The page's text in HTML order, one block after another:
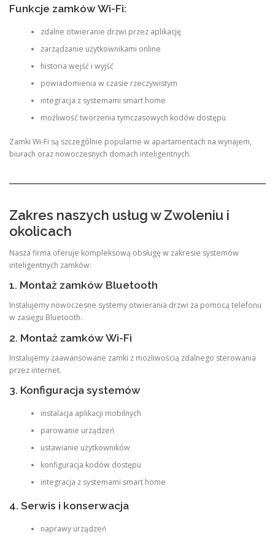
Funkcje zamków Wi-Fi:
zdalne otwieranie drzwi przez aplikację
zarządzanie użytkownikami online
historia wejść i wyjść
powiadomienia w czasie rzeczywistym
integracja z systemami smart home
możliwość tworzenia tymczasowych kodów dostępu
Zamki Wi-Fi są szczególnie popularne w apartamentach na wynajem,
biurach oraz nowoczesnych domach inteligentnych.
Zakres naszych usług w Zwoleniu i
okolicach
Nasza firma oferuje kompleksową obsługę w zakresie systemów
inteligentnych zamków:
1. Montaż zamków Bluetooth
Instalujemy nowoczesne systemy otwierania drzwi za pomocą telefonu
w zasięgu Bluetooth.
2. Montaż zamków Wi-Fi
Instalujemy zaawansowane zamki z możliwością zdalnego sterowania
przez internet.
3. Konfiguracja systemów
instalacja aplikacji mobilnych
parowanie urządzeń
ustawianie użytkowników
konfiguracja kodów dostępu
integracja z systemami smart home
4. Serwis i konserwacja
naprawy urządzeń